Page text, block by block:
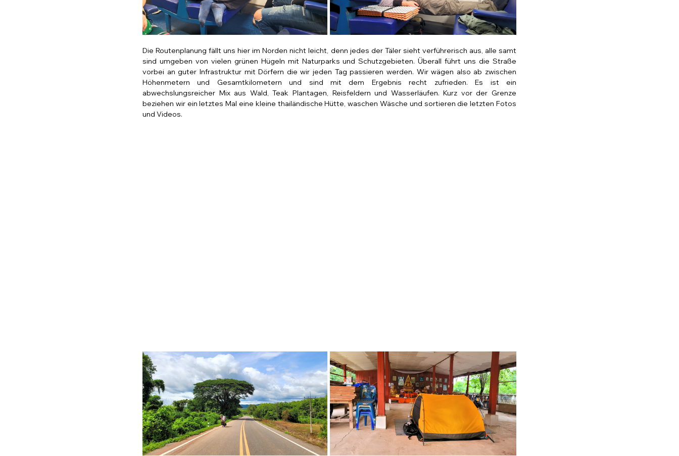
Die Routenplanung fällt uns hier im Norden nicht leicht, denn jedes der Täler sieht verführerisch aus, alle samt
sind umgeben von vielen grünen Hügeln mit Naturparks und Schutzgebieten. Überall führt uns die Straße
vorbei an guter Infrastruktur mit Dörfern die wir jeden Tag passieren werden. Wir wägen also ab zwischen
Höhenmetern und Gesamtkilometern und sind mit dem Ergebnis recht zufrieden. Es ist ein
abwechslungsreicher Mix aus Wald, Teak Plantagen, Reisfeldern und Wasserläufen. Kurz vor der Grenze
beziehen wir ein letztes Mal eine kleine thailändische Hütte, waschen Wäsche und sortieren die letzten Fotos
und Videos.